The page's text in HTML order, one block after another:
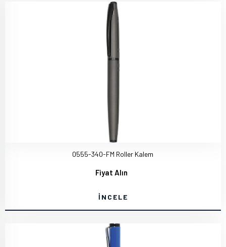
0555-340-FM Roller Kalem
Fiyat Alın
İNCELE